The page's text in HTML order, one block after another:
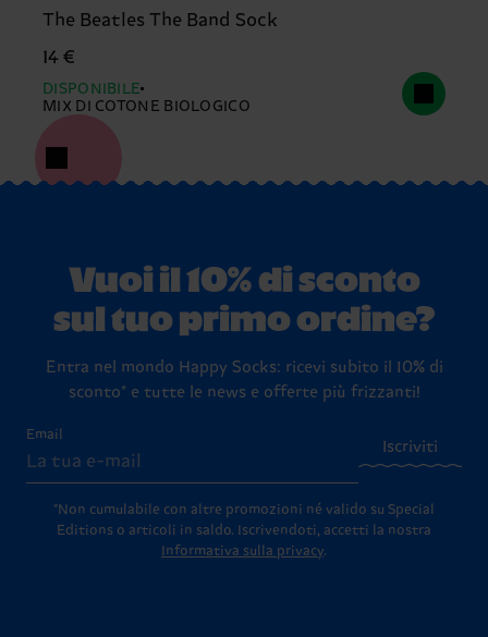
The Beatles The Band Sock
14 €
DISPONIBILE
MIX DI COTONE BIOLOGICO
Vuoi il 10% di sconto
sul tuo primo ordine?
Entra nel mondo Happy Socks: ricevi subito il 10% di
sconto* e tutte le news e offerte più frizzanti!
Email
Iscriviti
*Non cumulabile con altre promozioni né valido su Special
Editions o articoli in saldo.
Iscrivendoti, accetti la nostra
Informativa sulla privacy.